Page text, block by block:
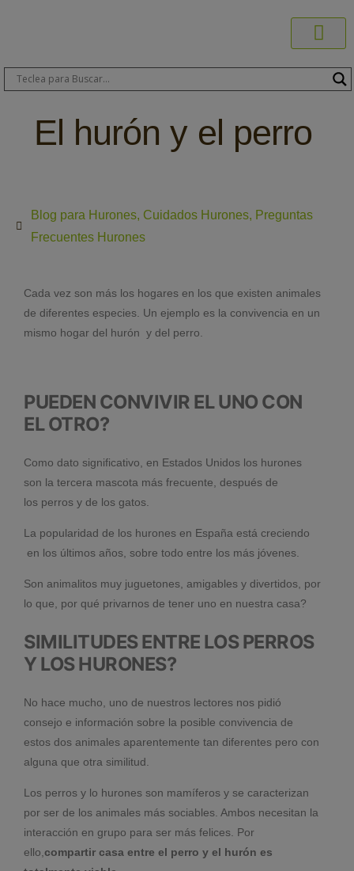
El hurón y el perro
Blog para Hurones, Cuidados Hurones, Preguntas
Frecuentes Hurones
Cada vez son más los hogares en los que existen animales
de diferentes especies. Un ejemplo es la convivencia en un
mismo hogar del hurón y del perro.
PUEDEN CONVIVIR EL UNO CON
EL OTRO?
Como dato significativo, en Estados Unidos los hurones
son la tercera mascota más frecuente, después de
los perros y de los gatos.
La popularidad de los hurones en España está creciendo
en los últimos años, sobre todo entre los más jóvenes.
Son animalitos muy juguetones, amigables y divertidos, por
lo que, por qué privarnos de tener uno en nuestra casa?
SIMILITUDES ENTRE LOS PERROS
Y LOS HURONES?
No hace mucho, uno de nuestros lectores nos pidió
consejo e información sobre la posible convivencia de
estos dos animales aparentemente tan diferentes pero con
alguna que otra similitud.
Los perros y lo hurones son mamíferos y se caracterizan
por ser de los animales más sociables. Ambos necesitan la
interacción en grupo para ser más felices. Por
ello, compartir casa entre el perro y el hurón es